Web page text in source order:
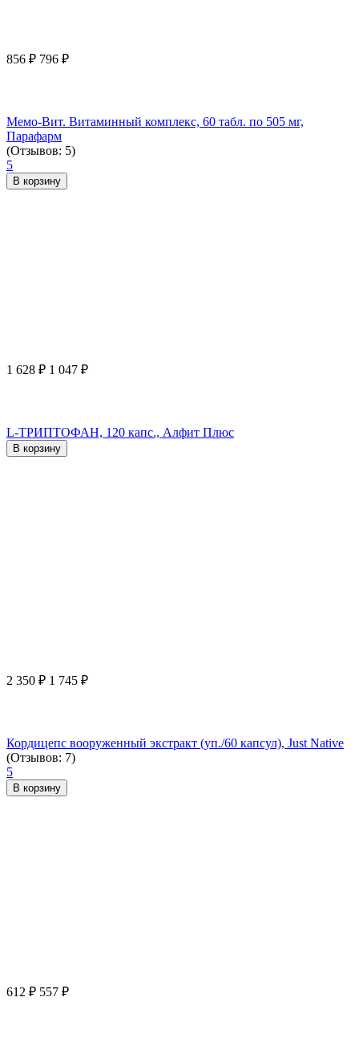
856 ₽ 796 ₽
Мемо-Вит. Витаминный комплекс, 60 табл. по 505 мг,
Парафарм
(Отзывов: 5)
5
В корзину
1 628 ₽ 1 047 ₽
L-ТРИПТОФАН, 120 капс., Алфит Плюс
В корзину
2 350 ₽ 1 745 ₽
Кордицепс вооруженный экстракт (уп./60 капсул), Just Native
(Отзывов: 7)
5
В корзину
612 ₽ 557 ₽